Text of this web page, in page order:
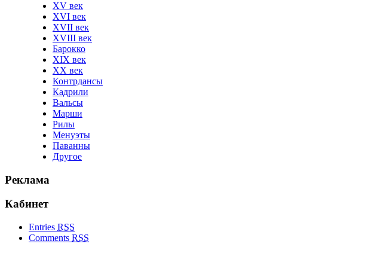
XV век
XVI век
XVII век
XVIII век
Барокко
XIX век
XX век
Контрдансы
Кадрили
Вальсы
Марши
Рилы
Менуэты
Паванны
Другое
Реклама
Кабинет
Entries RSS
Comments RSS